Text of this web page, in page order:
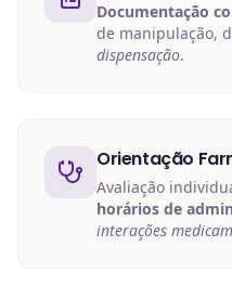
Documentação
de manipulação,
dispensação.
Orientação
Avaliação
horários de
interações